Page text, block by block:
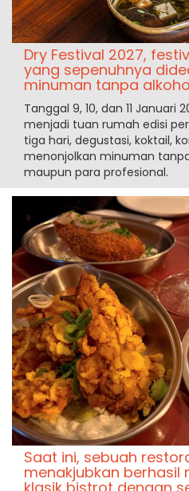
Dry Festival 2027,
yang sepenuhnya
minuman tanpa
Tanggal 9, 10, dan 11 Januari
menjadi tuan rumah edisi
tiga hari, degustasi, koktail,
menonjolkan minuman
maupun para profesional.
Saat ini, sebuah
menakjubkan